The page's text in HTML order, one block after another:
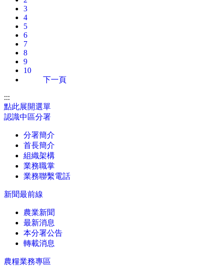
3
4
5
6
7
8
9
10
下一頁
:::
點此展開選單
認識中區分署
分署簡介
首長簡介
組織架構
業務職掌
業務聯繫電話
新聞最前線
農業新聞
最新消息
本分署公告
轉載消息
農糧業務專區